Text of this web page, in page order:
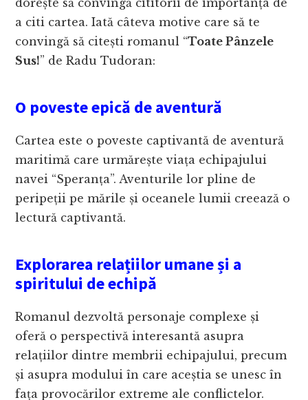
a citi cartea. Iată câteva motive care să te
convingă să citești romanul “Toate Pânzele
Sus!” de Radu Tudoran:
O poveste epică de aventură
Cartea este o poveste captivantă de aventură
maritimă care urmărește viața echipajului
navei “Speranța”. Aventurile lor pline de
peripeții pe mările și oceanele lumii creează o
lectură captivantă.
Explorarea relațiilor umane și a
spiritului de echipă
Romanul dezvoltă personaje complexe și
oferă o perspectivă interesantă asupra
relațiilor dintre membrii echipajului, precum
și asupra modului în care aceștia se unesc în
fața provocărilor extreme ale conflictelor.